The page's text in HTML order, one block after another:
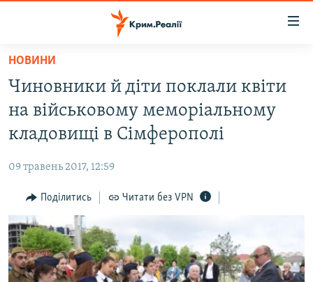
Перейти
основного
матеріалу
до
основної
навігації
Перейти
до
пошуку
ВІДЕО ТА ФОТО
БЛОГИ
ПОГЛЯД
ІНТЕРВ'Ю
ВСЕ ЗА ДЕНЬ
СПЕЦПРОЕКТИ
НОВИНИ
Чиновники й діти поклали квіти
на військовому меморіальному
кладовищі в Сімферополі
09 травень 2017, 12:59
Поділитись Читати без VPN